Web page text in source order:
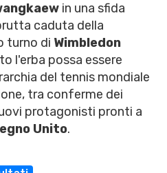
in una sfida
caduta della
turno di Wimbledon
l'erba possa essere
del tennis mondiale
tra conferme dei
protagonisti pronti a
Unito.